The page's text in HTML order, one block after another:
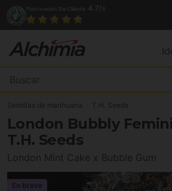
Semillas de marihuana T.H. Seeds
London Bubbly
T.H. Seeds
London Mint Cake x Bubble Gum
En breve